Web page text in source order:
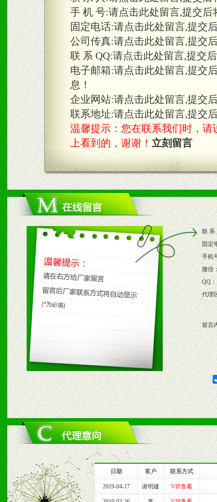
三、物料及媒体
1、免费提供体验及宣传彩
2、不定期在各大知名网站
知名度和影响力。
3、根据地方实际情况提供
具。
四、市场操作及支持
1、根据区域市场协助制定
2、根据具体情况公司给予
3、根据市场需要，派驻区
保产品顺利销售。
4、根据市场情况公司给予
购支持。
五、退换货制度
1、给予前期市场操作一定
2、对于临期，滞销品给予
六、服务优势
1、完善的信息服务咨询中
我们将及时回复您的疑问。
2、售后服务：突发性产品
手 机 号:请点击此处留言,提交
固定电话:请点击此处留言,提交
公司传真:请点击此处留言,提交
联 系 QQ:请点击此处留言,提交
电子邮箱:请点击此处留言,提交
息！
企业网站:请点击此处留言,提交
联系地址:请点击此处留言,提交
温馨提示：您在联系我们时，请
上看到的，谢谢！ 立刻留言
联 系
固定
手机
微信
QQ：
代理
留言
日期 客户 联系方式
2019-04-17 谢明建 VIP查看